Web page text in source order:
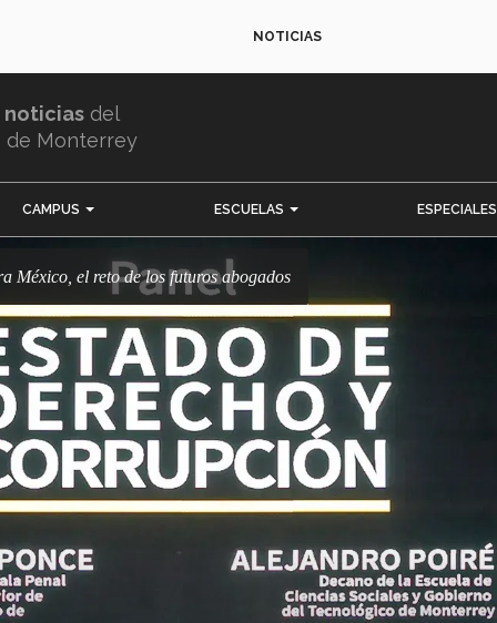
NOTICIAS
noticias del
de Monterrey
CAMPUS ESCUELAS ESPECIALES
México, el reto de los futuros abogados